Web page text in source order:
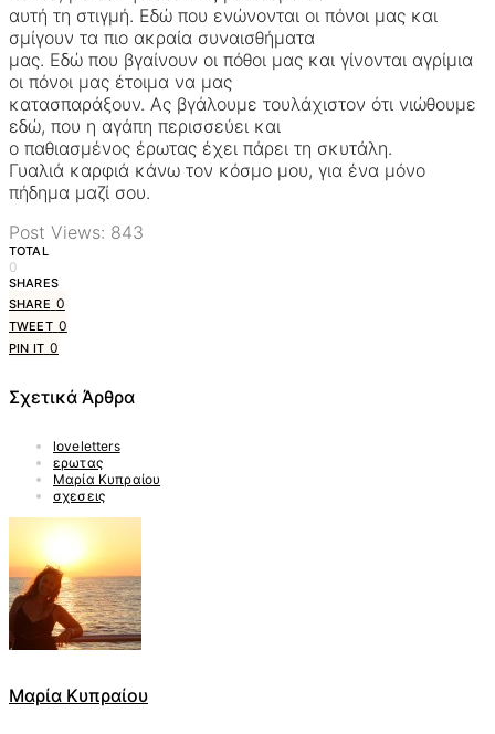
αυτή τη στιγμή. Εδώ που ενώνονται οι πόνοι μας και
σμίγουν τα πιο ακραία συναισθήματα
μας. Εδώ που βγαίνουν οι πόθοι μας και γίνονται αγρίμια
οι πόνοι μας έτοιμα να μας
κατασπαράξουν. Ας βγάλουμε τουλάχιστον ότι νιώθουμε
εδώ, που η αγάπη περισσεύει και
ο παθιασμένος έρωτας έχει πάρει τη σκυτάλη.
Γυαλιά καρφιά κάνω τον κόσμο μου, για ένα μόνο
πήδημα μαζί σου.
Post Views: 843
TOTAL
0
SHARES
SHARE 0
TWEET 0
PIN IT 0
Σχετικά Άρθρα
loveletters
ερωτας
Μαρία Κυπραίου
σχεσεις
Μαρία Κυπραίου